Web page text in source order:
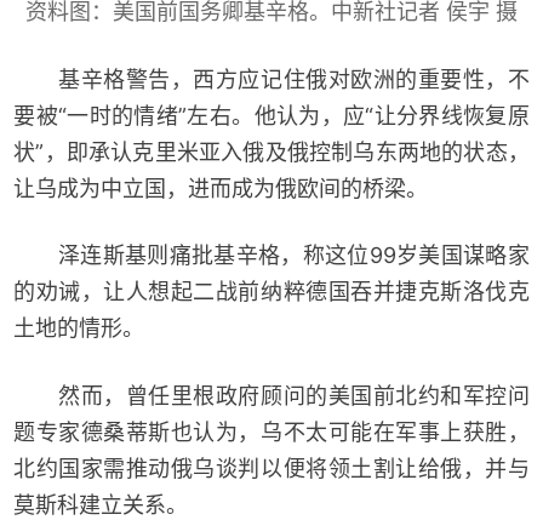
资料图：美国前国务卿基辛格。中新社记者 侯宇 摄
基辛格警告，西方应记住俄对欧洲的重要性，不
要被“一时的情绪”左右。他认为，应“让分界线恢复原
状”，即承认克里米亚入俄及俄控制乌东两地的状态，
让乌成为中立国，进而成为俄欧间的桥梁。
泽连斯基则痛批基辛格，称这位99岁美国谋略家
的劝诫，让人想起二战前纳粹德国吞并捷克斯洛伐克
土地的情形。
然而，曾任里根政府顾问的美国前北约和军控问
题专家德桑蒂斯也认为，乌不太可能在军事上获胜，
北约国家需推动俄乌谈判以便将领土割让给俄，并与
莫斯科建立关系。